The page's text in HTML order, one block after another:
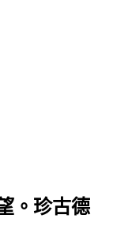
。珍古德